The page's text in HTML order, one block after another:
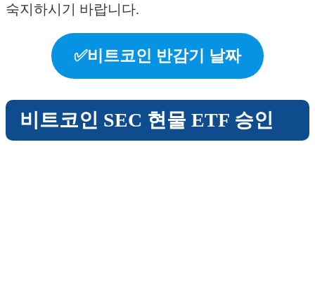
숙지하시기 바랍니다.
✅비트코인 반감기 날짜
비트코인 SEC 현물 ETF 승인